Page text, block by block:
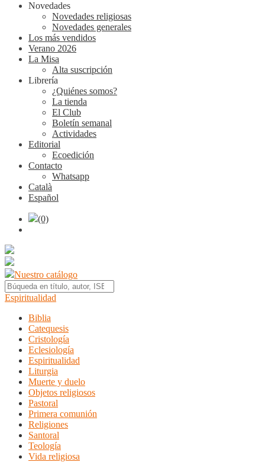
Novedades
Novedades religiosas
Novedades generales
Los más vendidos
Verano 2026
La Misa
Alta suscripción
Librería
¿Quiénes somos?
La tienda
El Club
Boletín semanal
Actividades
Editorial
Ecoedición
Contacto
Whatsapp
Català
Español
(0)
Nuestro catálogo
Espiritualidad
Biblia
Catequesis
Cristología
Eclesiología
Espiritualidad
Liturgia
Muerte y duelo
Objetos religiosos
Pastoral
Primera comunión
Religiones
Santoral
Teología
Vida religiosa